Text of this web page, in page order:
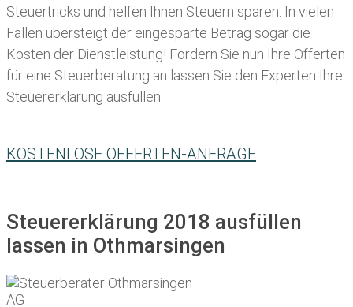
Steuertricks und helfen Ihnen Steuern sparen. In vielen
Fällen übersteigt der eingesparte Betrag sogar die
Kosten der Dienstleistung! Fordern Sie nun Ihre Offerten
für eine Steuerberatung an lassen Sie den Experten Ihre
Steuererklärung ausfüllen:
KOSTENLOSE OFFERTEN-ANFRAGE
Steuererklärung 2018 ausfüllen
lassen in Othmarsingen